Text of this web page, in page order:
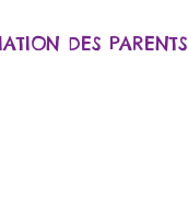
DES PARENTS